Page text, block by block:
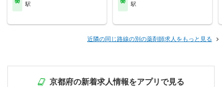
駅
駅
近隣の同じ路線の別の薬剤師求人をもっと見る
京都府の新着求人情報をアプリで見る